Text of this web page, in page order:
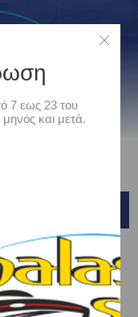
- ΘΗΚΕΣ /
DIAMOND
7 εως 23 του
και μετά.